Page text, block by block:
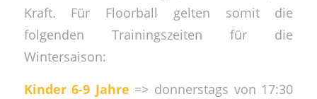
Kraft. Für Floorball gelten somit die
folgenden Trainingszeiten für die
Wintersaison:
Kinder 6-9 Jahre => donnerstags von 17:30